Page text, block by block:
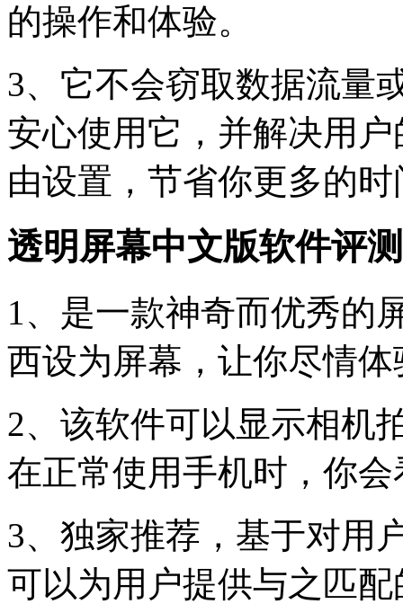
的操作和体验。
3、它不会窃取数据流量
安心使用它，并解决用
由设置，节省你更多的
透明屏幕中文版软件评测
1、是一款神奇而优秀的
西设为屏幕，让你尽情
2、该软件可以显示相机
在正常使用手机时，你
3、独家推荐，基于对用
可以为用户提供与之匹